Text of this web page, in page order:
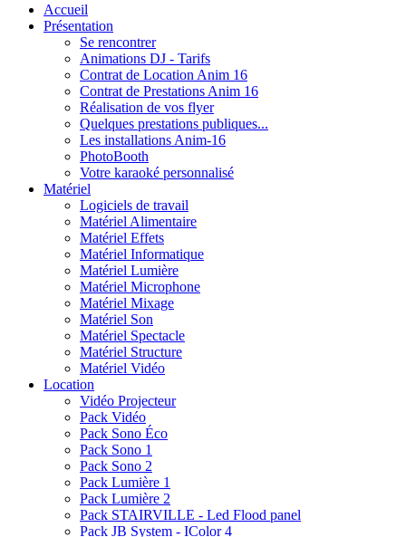
Accueil
Présentation
Se rencontrer
Animations DJ - Tarifs
Contrat de Location Anim 16
Contrat de Prestations Anim 16
Réalisation de vos flyer
Quelques prestations publiques...
Les installations Anim-16
PhotoBooth
Votre karaoké personnalisé
Matériel
Logiciels de travail
Matériel Alimentaire
Matériel Effets
Matériel Informatique
Matériel Lumière
Matériel Microphone
Matériel Mixage
Matériel Son
Matériel Spectacle
Matériel Structure
Matériel Vidéo
Location
Vidéo Projecteur
Pack Vidéo
Pack Sono Éco
Pack Sono 1
Pack Sono 2
Pack Lumière 1
Pack Lumière 2
Pack STAIRVILLE - Led Flood panel
Pack JB System - IColor 4